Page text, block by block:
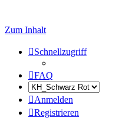
Zum Inhalt
Schnellzugriff
FAQ
Anmelden
Registrieren